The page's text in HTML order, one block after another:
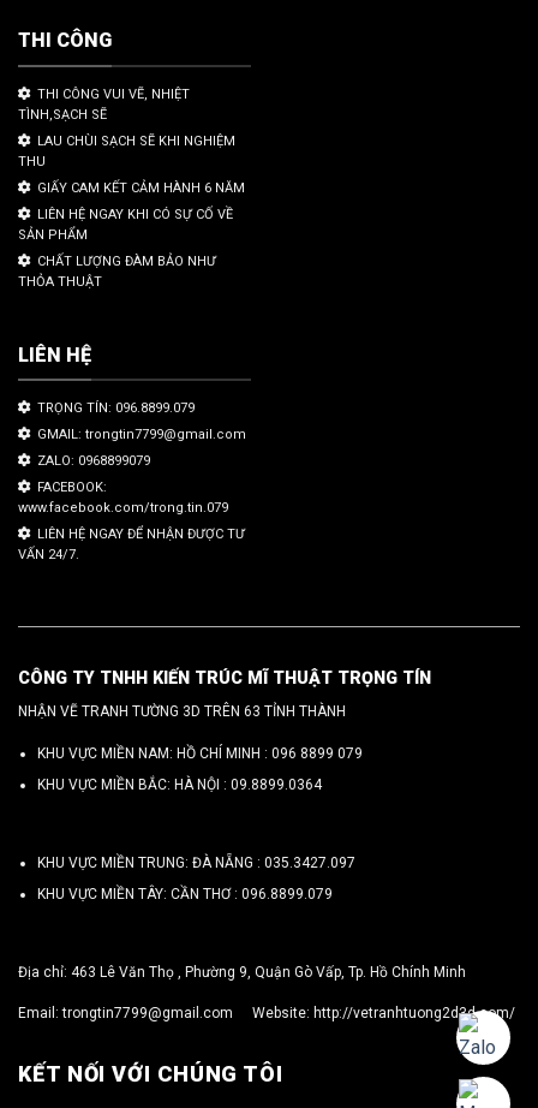
THI CÔNG
THI CÔNG VUI VẼ, NHIỆT
TÌNH,SẠCH SẼ
LAU CHÙI SẠCH SẼ KHI NGHIỆM
THU
GIẤY CAM KẾT CẢM HÀNH 6 NĂM
LIÊN HỆ NGAY KHI CÓ SỰ CỐ VỀ
SẢN PHẨM
CHẤT LƯỢNG ĐÀM BẢO NHƯ
THỎA THUẬT
LIÊN HỆ
TRỌNG TÍN: 096.8899.079
GMAIL: trongtin7799@gmail.com
ZALO: 0968899079
FACEBOOK:
www.facebook.com/trong.tin.079
LIÊN HỆ NGAY ĐỂ NHẬN ĐƯỢC TƯ
VẤN 24/7.
CÔNG TY TNHH KIẾN TRÚC MĨ THUẬT TRỌNG TÍN
NHẬN VẼ TRANH TƯỜNG 3D TRÊN 63 TỈNH THÀNH
KHU VỰC MIỀN NAM: HỒ CHÍ MINH : 096 8899 079
KHU VỰC MIỀN BẮC: HÀ NỘI : 09.8899.0364
KHU VỰC MIỀN TRUNG: ĐÀ NẴNG : 035.3427.097
KHU VỰC MIỀN TÂY: CẦN THƠ : 096.8899.079
Địa chỉ: 463 Lê Văn Thọ , Phường 9, Quận Gò Vấp, Tp. Hồ Chính Minh
Email:trongtin7799@gmail.com Website: http://vetranhtuong2d3d.com/
KẾT NỐI VỚI CHÚNG TÔI